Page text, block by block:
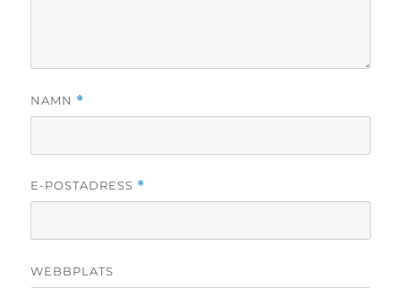
NAMN *
E-POSTADRESS *
WEBBPLATS